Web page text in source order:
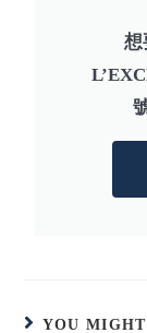
想
YOU